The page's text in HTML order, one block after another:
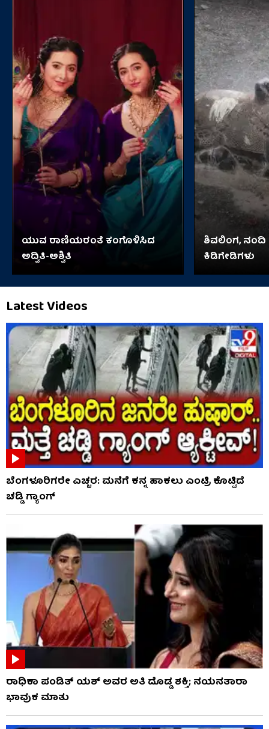
ಯುವ ರಾಣಿಯರಂತೆ ಕಂಗೊಳಿಸಿದ
ಅದ್ವಿತಿ-ಅಶ್ವಿತಿ
ಶಿವಲಿಂಗ,
ಕಿಡಿಗೇಡಿಗಳು
Latest Videos
ಬೆಂಗಳೂರಿಗರೇ ಎಚ್ಚರ: ಮನೆಗೆ ಕನ್ನ ಹಾಕಲು ಎಂಟ್ರಿ ಕೊಟ್ಟಿದೆ
ಚಡ್ಡಿ ಗ್ಯಾಂಗ್
ರಾಧಿಕಾ ಪಂಡಿತ್ ಯಶ್ ಅವರ ಅತಿ ದೊಡ್ಡ ಶಕ್ತಿ; ನಯನತಾರಾ
ಭಾವುಕ ಮಾತು